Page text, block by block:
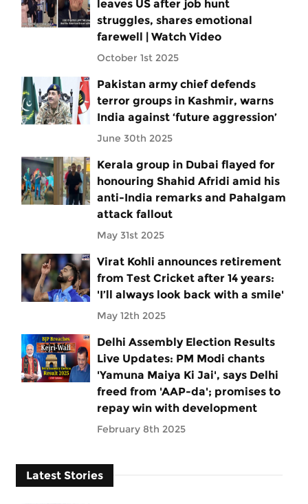
leaves US after job hunt
struggles, shares emotional
farewell | Watch Video
October 1st 2025
Pakistan army chief defends
terror groups in Kashmir, warns
India against ‘future aggression’
June 30th 2025
Kerala group in Dubai flayed for
honouring Shahid Afridi amid his
anti-India remarks and Pahalgam
attack fallout
May 31st 2025
Virat Kohli announces retirement
from Test Cricket after 14 years:
'I’ll always look back with a smile'
May 12th 2025
Delhi Assembly Election Results
Live Updates: PM Modi chants
'Yamuna Maiya Ki Jai', says Delhi
freed from 'AAP-da'; promises to
repay win with development
February 8th 2025
Latest Stories